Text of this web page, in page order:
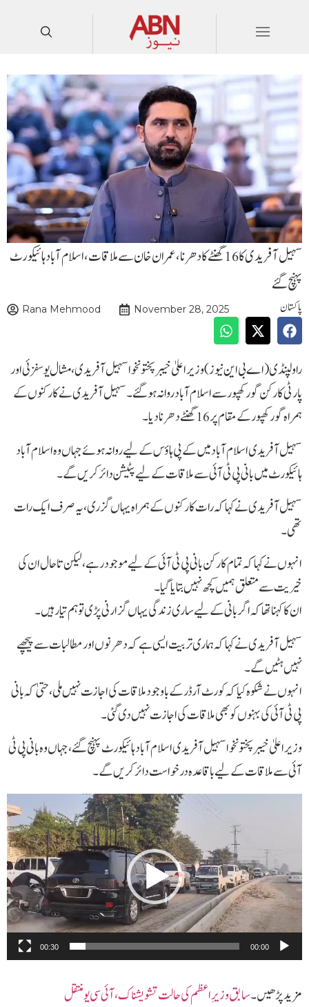
سہیل آفریدی کا 16 گھنٹے کا دھرنا،عمران خان سے ملاقات،اسلام آباد ہائیکورٹ
پہنچ گئے
پاکستان Rana Mehmood November 28, 2025
راولپنڈی (اے بی این نیو ز)وزیراعلیٰ خیبرپختونخوا سہیل آفریدی، مشال یوسفزئی اور
پارٹی کارکن گورکھپور سے اسلام آباد روانہ ہو گئے۔ سہیل آفریدی نے کارکنوں کے
ہمراہ گورکھپور کے مقام پر 16 گھنٹے دھرنا دیا۔
سہیل آفریدی اسلام آباد میں کے پی ہاؤس کے لیے روانہ ہوئے جہاں وہ اسلام آباد
ہائیکورٹ میں بانی پی ٹی آئی سے ملاقات کے لیے پٹیشن دائر کریں گے۔
سہیل آفریدی نے کہا کہ رات کارکنوں کے ہمراہ یہاں گزری، یہ صرف ایک رات
تھی۔
انہوں نے کہا کہ تمام کارکن بانی پی ٹی آئی کے لیے موجود رہے، لیکن تاحال ان کی
خیریت سے متعلق ہمیں کچھ نہیں بتایا گیا۔
ان کا کہنا تھا کہ اگر بانی کے لیے ساری زندگی یہاں گزارنی پڑی تو ہم تیار ہیں۔
سہیل آفریدی نے کہا کہ ہماری تربیت ایسی ہے کہ دھرنوں اور مطالبات سے پیچھے
نہیں ہٹیں گے۔
انہوں نے شکوہ کیا کہ کورٹ آرڈر کے باوجود ملاقات کی اجازت نہیں ملی، حتیٰ کہ بانی
پی ٹی آئی کی بہنوں کو بھی ملاقات کی اجازت نہیں دی گئی۔
وزیراعلیٰ خیبرپختونخوا سہیل آفریدی اسلام آباد ہائیکورٹ پہنچ گئے، جہاں وہ بانی پی ٹی
آئی سے ملاقات کے لیے باقاعدہ درخواست دائر کریں گے۔
00:00
00:30
مزید پڑھیں۔سابق وزیرِاعظم کی حالت تشویشناک ،آئی سی یو منتقل